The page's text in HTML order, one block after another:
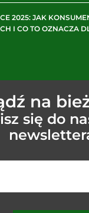
2025: JAK
I CO TO OZNACZA
na
się do